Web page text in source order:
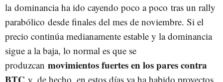
la dominancia ha ido cayendo poco a poco tras un rally
parabólico desde finales del mes de noviembre. Si el
precio continúa medianamente estable y la dominancia
sigue a la baja, lo normal es que se
produzcan movimientos fuertes en los pares contra
BTC y, de hecho, en estos días ya ha habido proyectos